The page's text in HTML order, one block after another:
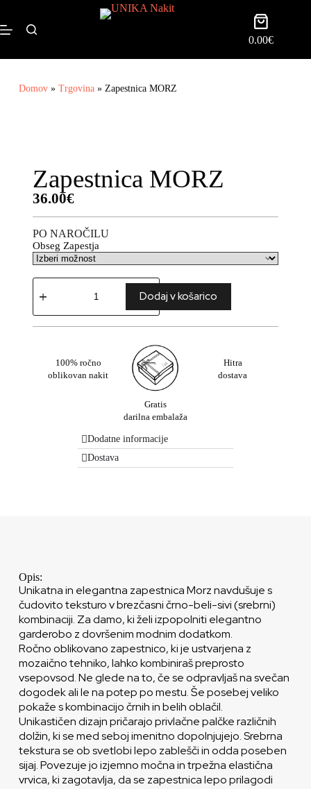
0.00€
Domov» Trgovina» Zapestnica MORZ
Zapestnica MORZ
36.00€
PO NAROČILU
Obseg Zapestja
Dodaj v košarico
100% ročno
oblikovan nakit
Gratis
darilna embalaža
Hitra
dostava
Dodatne informacije
Dostava
Opis:
Unikatna in elegantna zapestnica Morz navdušuje s
čudovito teksturo v brezčasni črno-beli-sivi (srebrni)
kombinaciji. Za damo, ki želi izpopolniti elegantno
garderobo z dovršenim modnim dodatkom.
Ročno oblikovano zapestnico, ki je ustvarjena z
mozaično tehniko, lahko kombiniraš preprosto
vsepovsod. Ne glede na to, če se odpravljaš na svečan
dogodek ali le na potep po mestu. Še posebej veliko
pokaže s kombinacijo črnih in belih oblačil.
Unikastičen dizajn pričarajo privlačne palčke različnih
dolžin, ki se med seboj imenitno dopolnjujejo. Srebrna
tekstura se ob svetlobi lepo zablešči in odda poseben
sijaj. Povezuje jo izjemno močna in trpežna elastična
vrvica, ki zagotavlja, da se zapestnica lepo prilagodi